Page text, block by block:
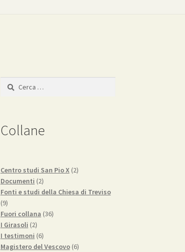
Ricerca
Collane
Centro studi San Pio X 22
Documenti 22
prodotti
Fonti e studi della Chiesa di Treviso
99
prodotti
Fuori collana 3636
I Girasoli 22
prodotti
I testimoni 66
prodotti
Magistero del Vescovo 66